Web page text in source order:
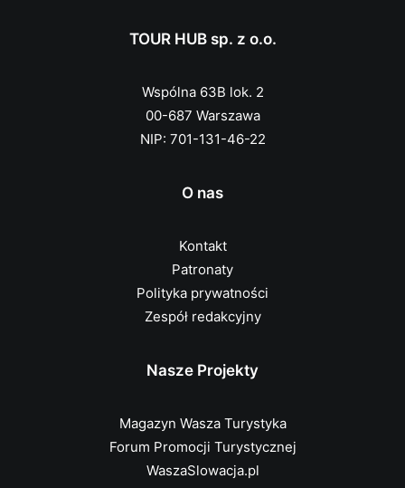
TOUR HUB sp. z o.o.
Wspólna 63B lok. 2
00-687 Warszawa
NIP: 701-131-46-22
O nas
Kontakt
Patronaty
Polityka prywatności
Zespół redakcyjny
Nasze Projekty
Magazyn Wasza Turystyka
Forum Promocji Turystycznej
WaszaSlowacja.pl